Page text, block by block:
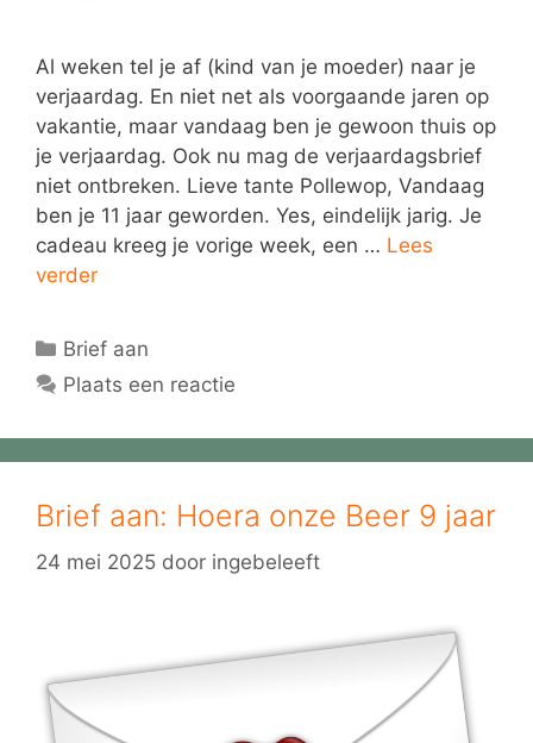
Al weken tel je af (kind van je moeder) naar je
verjaardag. En niet net als voorgaande jaren op
vakantie, maar vandaag ben je gewoon thuis op
je verjaardag. Ook nu mag de verjaardagsbrief
niet ontbreken. Lieve tante Pollewop, Vandaag
ben je 11 jaar geworden. Yes, eindelijk jarig. Je
cadeau kreeg je vorige week, een … Lees
verder
Categorieën
Brief aan
Plaats een reactie
Brief aan: Hoera onze Beer 9 jaar
24 mei 2025 door ingebeleeft